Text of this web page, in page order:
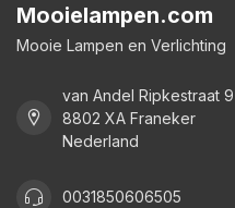
Mooielampen.com
Mooie Lampen en Verlichting
van Andel Ripkestraat 9
8802 XA Franeker
Nederland
0031850606505